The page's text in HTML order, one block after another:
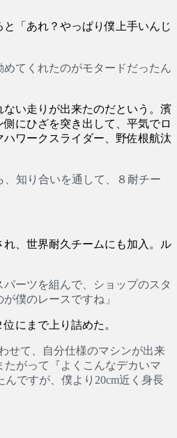
「あれ？やっぱり僕上手いんじ
てくれたのがモタードだったん
い走りが出来たのだという。濱
にひざを突き出して、平気でロ
ワークスライダー、野佐根航汰
知り合いを通して、８耐チー
、世界耐久チームにも加入。ル
ーツを組んで、ショップのスタ
僕のレースですね」
にまで上り詰めた。
せて、自分仕様のマシンが出来
がって『よくこんなデカいマ
ですが、僕より20cm近く身長